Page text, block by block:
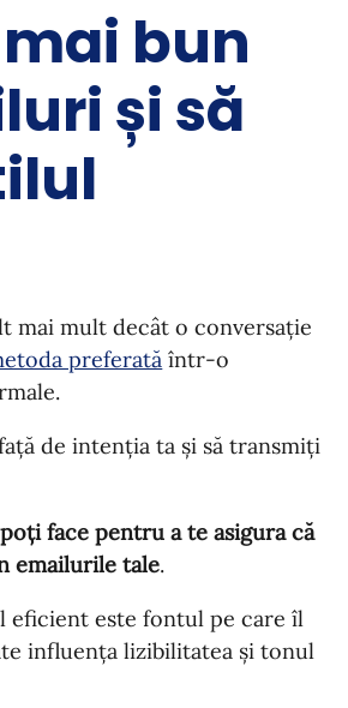
bun
și să
mai mult decât o conversație
preferată într-o
de intenția ta și să transmiți
face pentru a te asigura că
emailurile tale.
eficient este fontul pe care îl
influența lizibilitatea și tonul